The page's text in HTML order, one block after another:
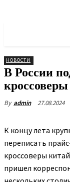
НОВОСТИ
В России
By admin 27.08.2024
К концу лета
переписать
кроссоверы
пришел